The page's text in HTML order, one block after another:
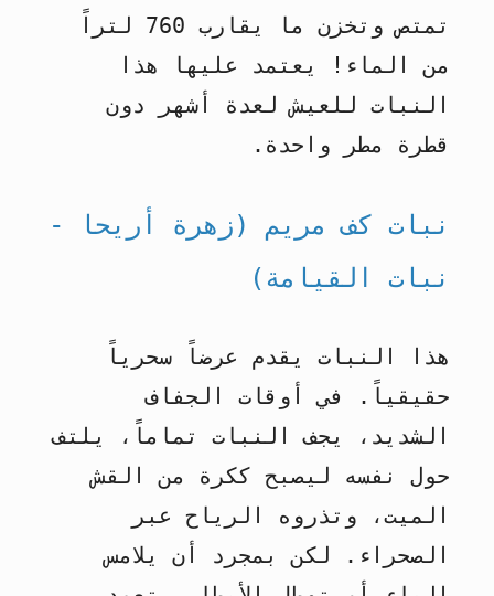
تمتص وتخزن ما يقارب 760 لتراً
من الماء! يعتمد عليها هذا
النبات للعيش لعدة أشهر دون
قطرة مطر واحدة.
نبات كف مريم (زهرة أريحا -
نبات القيامة)
هذا النبات يقدم عرضاً سحرياً
حقيقياً. في أوقات الجفاف
الشديد، يجف النبات تماماً، يلتف
حول نفسه ليصبح ككرة من القش
الميت، وتذروه الرياح عبر
الصحراء. لكن بمجرد أن يلامس